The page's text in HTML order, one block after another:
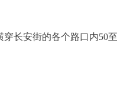
安街的各个路口内50至